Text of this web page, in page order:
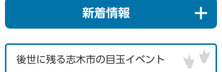
新着情報
後世に残る志木市の目玉イベント